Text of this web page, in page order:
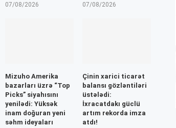
07/08/2026 07/08/2026
Mizuho Amerika
bazarları üzrə “Top
Picks” siyahısını
yenilədi: Yüksək
inam doğuran yeni
səhm ideyaları
Çinin xarici ticarət
balansı gözləntiləri
üstələdi:
İxracatdakı güclü
artım rekorda imza
atdı!